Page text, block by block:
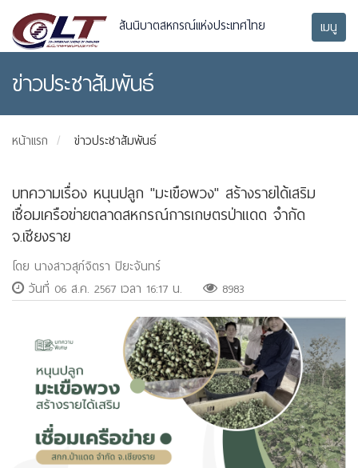
สันนิบาตสหกรณ์แห่งประเทศไทย เมนู
ข่าวประชาสัมพันธ์
หน้าแรก ข่าวประชาสัมพันธ์
บทความเรื่อง หนุนปลูก "มะเขือพวง" สร้างรายได้เสริม
เชื่อมเครือข่ายตลาดสหกรณ์การเกษตรป่าแดด จำกัด
จ.เชียงราย
โดย นางสาวสุภ์จิตรา ปิยะจันทร์
วันที่ 06 ส.ค. 2567 เวลา 16:17 น.
8983